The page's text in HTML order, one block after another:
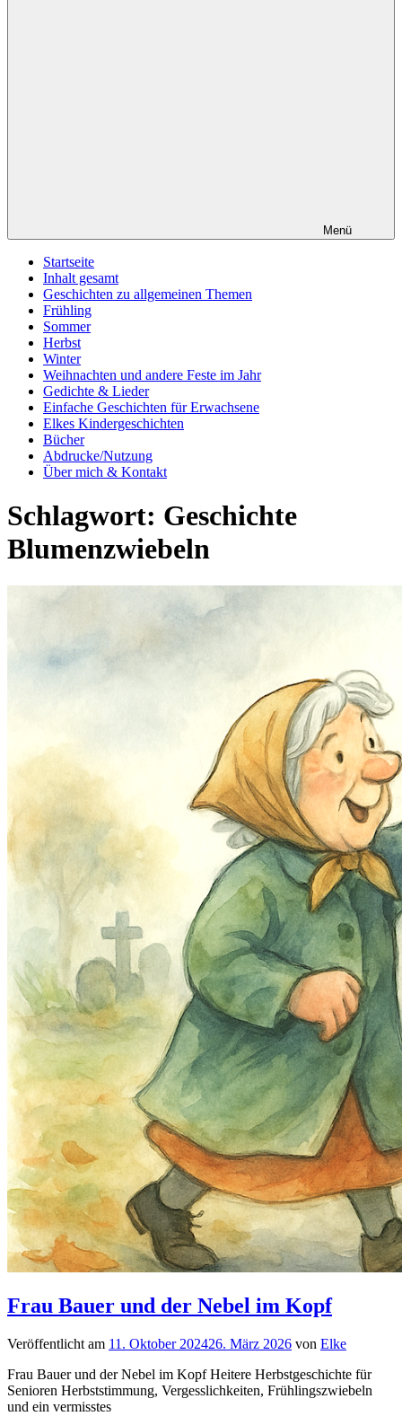
Menü
Startseite
Inhalt gesamt
Geschichten zu allgemeinen Themen
Frühling
Sommer
Herbst
Winter
Weihnachten und andere Feste im Jahr
Gedichte & Lieder
Einfache Geschichten für Erwachsene
Elkes Kindergeschichten
Bücher
Abdrucke/Nutzung
Über mich & Kontakt
Schlagwort: Geschichte
Blumenzwiebeln
Frau Bauer und der Nebel im Kopf
Veröffentlicht am 11. Oktober 202426. März 2026 von Elke
Frau Bauer und der Nebel im Kopf Heitere Herbstgeschichte für
Senioren Herbststimmung, Vergesslichkeiten, Frühlingszwiebeln
und ein vermisstes